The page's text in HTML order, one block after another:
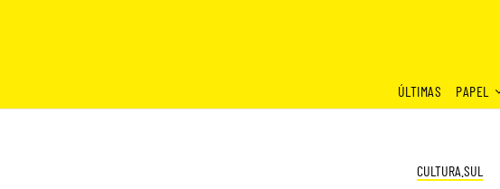
ÚLTIMAS
PAPEL
CULTURA.SUL